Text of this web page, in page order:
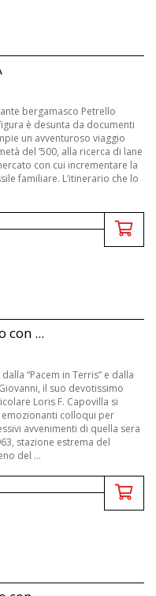
bergamasco Petrello
è desunta da documenti
un av­­venturoso viaggio
del ’500, alla ricerca di lane
con cui incrementare la
familiare. L’itinerario che lo
con ...
“Pacem in Terris” e dalla
il suo devotissimo
Loris F. Capovilla si
emozionanti colloqui per
avvenimenti di quella sera
stazione estrema del
del ...